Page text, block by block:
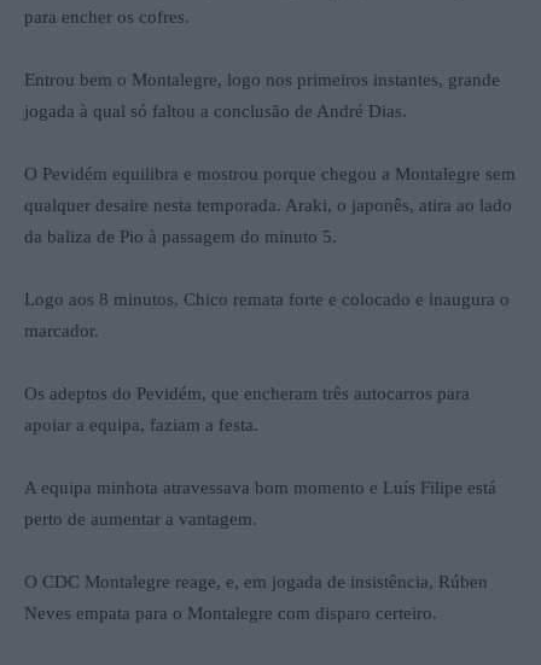
para encher os cofres.
Entrou bem o Montalegre, logo nos primeiros instantes, grande
jogada à qual só faltou a conclusão de André Dias.
O Pevidém equilibra e mostrou porque chegou a Montalegre sem
qualquer desaire nesta temporada. Araki, o japonês, atira ao lado
da baliza de Pio à passagem do minuto 5.
Logo aos 8 minutos, Chico remata forte e colocado e inaugura o
marcador.
Os adeptos do Pevidém, que encheram três autocarros para
apoiar a equipa, faziam a festa.
A equipa minhota atravessava bom momento e Luís Filipe está
perto de aumentar a vantagem.
O CDC Montalegre reage, e, em jogada de insistência, Rúben
Neves empata para o Montalegre com disparo certeiro.